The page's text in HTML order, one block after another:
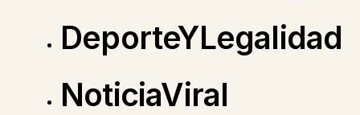
DeporteYLegalidad
NoticiaViral